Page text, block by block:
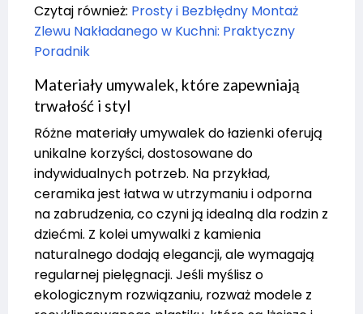
Czytaj również: Prosty i Bezbłędny Montaż
Zlewu Nakładanego w Kuchni: Praktyczny
Poradnik
Materiały umywalek, które zapewniają
trwałość i styl
Różne materiały umywalek do łazienki oferują
unikalne korzyści, dostosowane do
indywidualnych potrzeb. Na przykład,
ceramika jest łatwa w utrzymaniu i odporna
na zabrudzenia, co czyni ją idealną dla rodzin z
dziećmi. Z kolei umywalki z kamienia
naturalnego dodają elegancji, ale wymagają
regularnej pielęgnacji. Jeśli myślisz o
ekologicznym rozwiązaniu, rozważ modele z